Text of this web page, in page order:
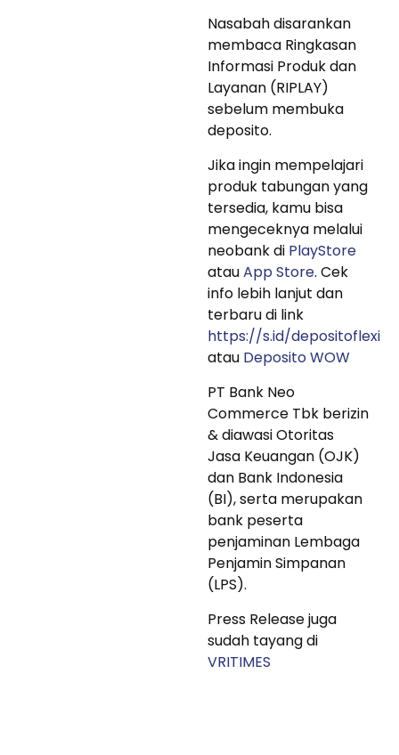
Nasabah disarankan
membaca Ringkasan
Informasi Produk dan
Layanan (RIPLAY)
sebelum membuka
deposito.
Jika ingin mempelajari
produk tabungan yang
tersedia, kamu bisa
mengeceknya melalui
neobank di PlayStore
atauApp Store. Cek
info lebih lanjut dan
terbaru di link
https://s.id/depositoflexi
atau Deposito WOW
PT Bank Neo
Commerce Tbk berizin
& diawasi Otoritas
Jasa Keuangan (OJK)
dan Bank Indonesia
(BI), serta merupakan
bank peserta
penjaminan Lembaga
Penjamin Simpanan
(LPS).⁣
Press Release juga
sudah tayang di
VRITIMES